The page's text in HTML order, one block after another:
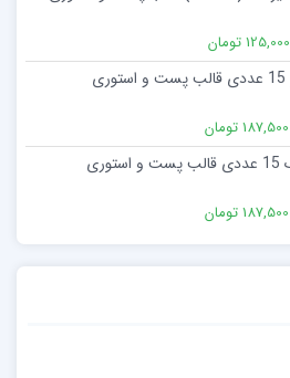
125,000 تومان
پکیج شماره دو 15 عددی قالب پست و استوری
187,500 تومان
پکیج شماره یک 15 عددی قالب پست و استوری
187,500 تومان